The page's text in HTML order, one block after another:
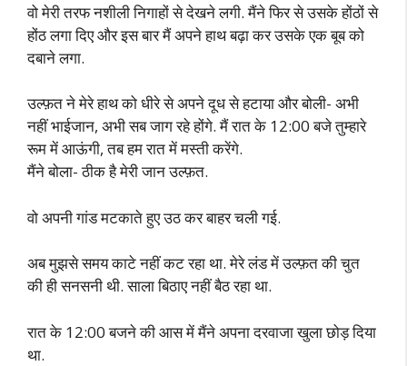
वो मेरी तरफ नशीली निगाहों से देखने लगी. मैंने फिर से उसके होंठों से
होंठ लगा दिए और इस बार मैं अपने हाथ बढ़ा कर उसके एक बूब को
दबाने लगा.
उल्फ़त ने मेरे हाथ को धीरे से अपने दूध से हटाया और बोली- अभी
नहीं भाईजान, अभी सब जाग रहे होंगे. मैं रात के 12:00 बजे तुम्हारे
रूम में आऊंगी, तब हम रात में मस्ती करेंगे.
मैंने बोला- ठीक है मेरी जान उल्फ़त.
वो अपनी गांड मटकाते हुए उठ कर बाहर चली गई.
अब मुझसे समय काटे नहीं कट रहा था. मेरे लंड में उल्फ़त की चुत
की ही सनसनी थी. साला बिठाए नहीं बैठ रहा था.
रात के 12:00 बजने की आस में मैंने अपना दरवाजा खुला छोड़ दिया
था.